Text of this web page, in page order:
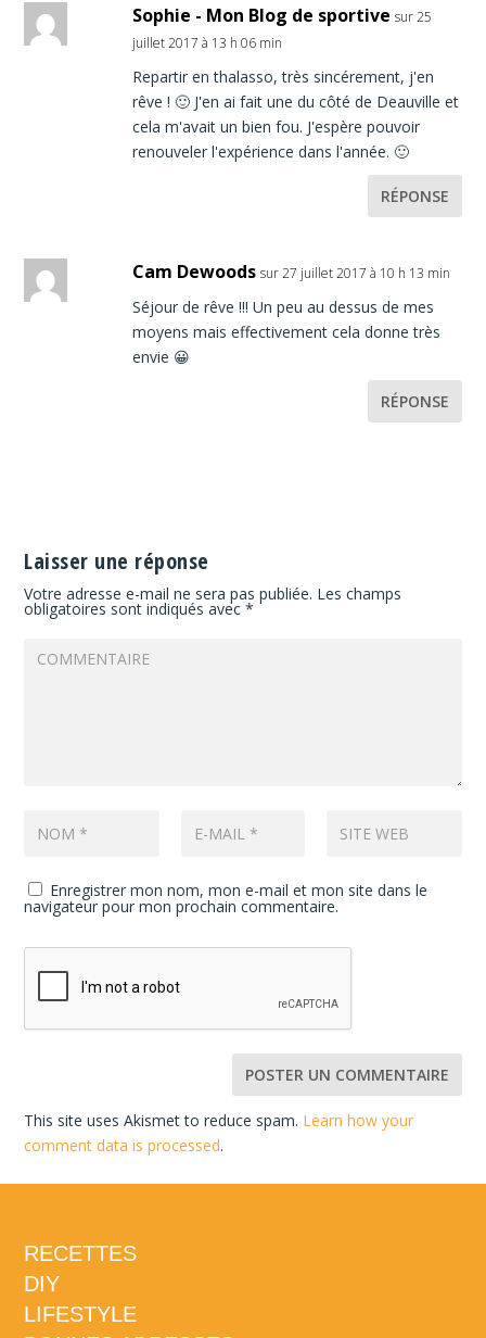
Sophie - Mon Blog de sportive sur 25
juillet 2017 à 13 h 06 min
Repartir en thalasso, très sincérement, j'en
rêve ! 🙂 J'en ai fait une du côté de Deauville et
cela m'avait un bien fou. J'espère pouvoir
renouveler l'expérience dans l'année. 🙂
RÉPONSE
Cam Dewoods sur 27 juillet 2017 à 10 h 13 min
Séjour de rêve !!! Un peu au dessus de mes
moyens mais effectivement cela donne très
envie 😀
RÉPONSE
Laisser une réponse
Votre adresse e-mail ne sera pas publiée. Les champs
obligatoires sont indiqués avec*
Enregistrer mon nom, mon e-mail et mon site dans le
navigateur pour mon prochain commentaire.
This site uses Akismet to reduce spam. Learn how your
comment data is processed.
RECETTES
DIY
LIFESTYLE